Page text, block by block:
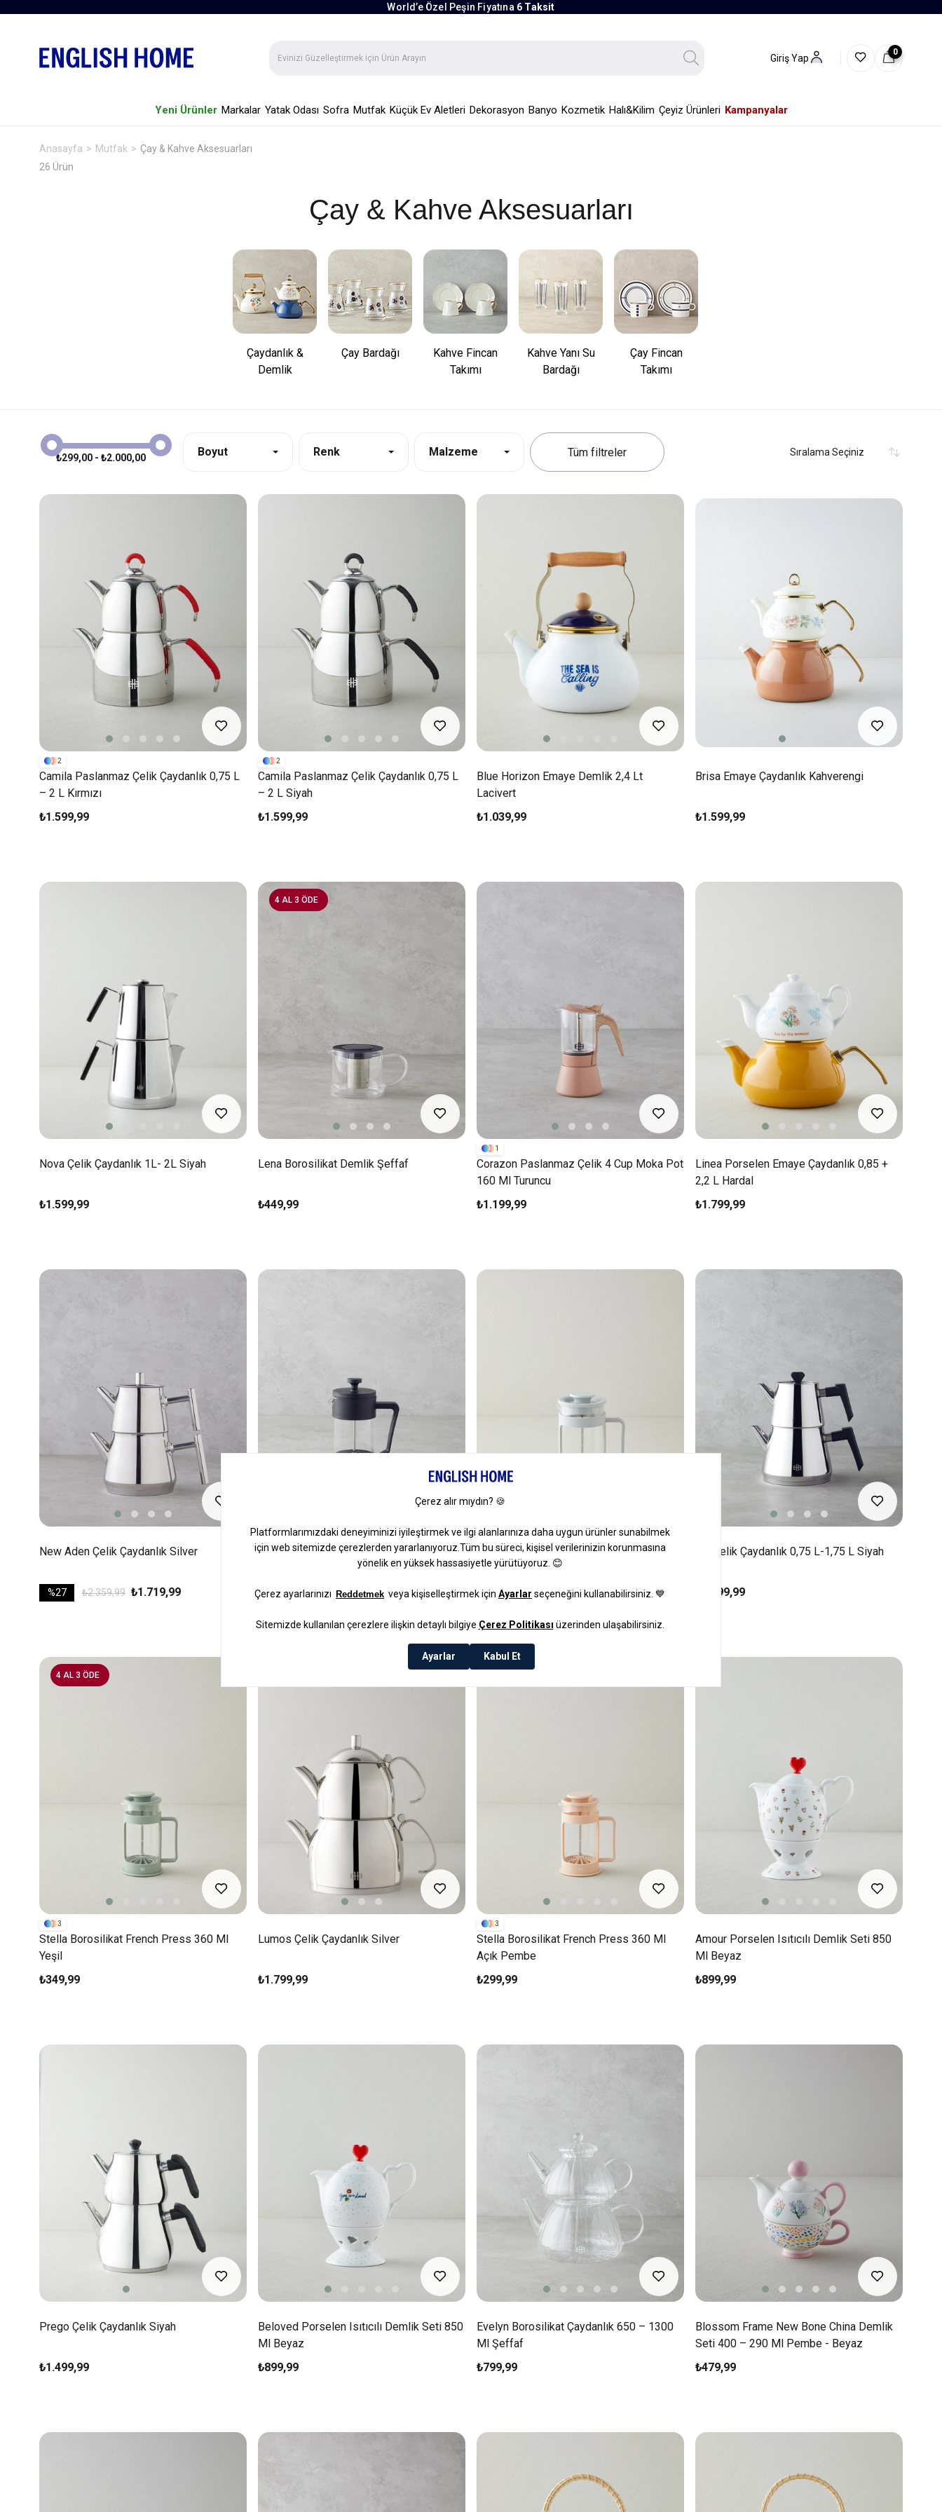
World’e Özel Peşin Fiyatına 6 Taksit
Giriş Yap
0
Yeni Ürünler Markalar Yatak Odası Sofra Mutfak Küçük Ev Aletleri Dekorasyon Banyo Kozmetik Halı&Kilim Çeyiz Ürünleri Kampanyalar
Anasayfa Mutfak
Çay & Kahve Aksesuarları
26 Ürün
Çay & Kahve Aksesuarları
Çaydanlık &
Demlik
Çay Bardağı
Kahve Fincan
Takımı
Kahve Yanı Su
Bardağı
Çay Fincan
Takımı
₺299,00 - ₺2.000,00 Boyut Renk Malzeme
Camila Paslanmaz Çelik Çaydanlık 0,75 L
– 2 L Kırmızı
₺1.599,99
2
Camila Paslanmaz Çelik Çaydanlık 0,75 L
– 2 L Siyah
₺1.599,99
2
Blue Horizon Emaye Demlik 2,4 Lt
Lacivert
₺1.039,99
Brisa Emaye Çaydanlık Kahverengi
₺1.599,99
Nova Çelik Çaydanlık 1L- 2L Siyah
₺1.599,99
Lena Borosilikat Demlik Şeffaf
₺449,99
4 AL 3 ÖDE
Corazon Paslanmaz Çelik 4 Cup Moka Pot
160 Ml Turuncu
₺1.199,99
1
Linea Porselen Emaye Çaydanlık 0,85 +
2,2 L Hardal
₺1.799,99
New Aden Çelik Çaydanlık Silver
%27 ₺1.719,99
₺2.359,99
Pressico Borosilikat French Press 350 Ml
₺419,99
Stella Borosilikat French Press 600 Ml Gri
₺399,99
3
Tia Çelik Çaydanlık 0,75 L-1,75 L Siyah
₺1.999,99
Stella Borosilikat French Press 360 Ml
Yeşil
₺349,99
3
4 AL 3 ÖDE
Lumos Çelik Çaydanlık Silver
₺1.799,99
Stella Borosilikat French Press 360 Ml
Açık Pembe
₺299,99
3
Amour Porselen Isıtıcılı Demlik Seti 850
Ml Beyaz
₺899,99
Prego Çelik Çaydanlık Siyah
₺1.499,99
Beloved Porselen Isıtıcılı Demlik Seti 850
Ml Beyaz
₺899,99
Evelyn Borosilikat Çaydanlık 650 – 1300
Ml Şeffaf
₺799,99
Blossom Frame New Bone China Demlik
Seti 400 – 290 Ml Pembe - Beyaz
₺479,99